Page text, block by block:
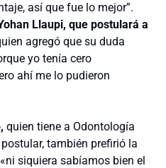
así que fue lo mejor”.
Llaupi, que postulará a
agregó que su duda
yo tenía cero
ahí me lo pudieron
quien tiene a Odontología
también prefirió la
siquiera sabíamos bien el